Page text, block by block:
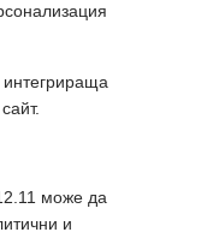
може да
и